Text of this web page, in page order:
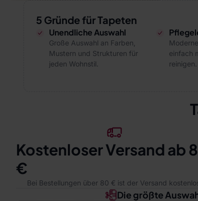
5 Gründe für Tapeten
Unendliche Auswahl
Große Auswahl an Farben,
Mustern und Strukturen für
jeden Wohnstil.
einfach
reinigen.
Kostenloser Versand ab
€
Bei Bestellungen über 80 € ist der Versand
Die größte